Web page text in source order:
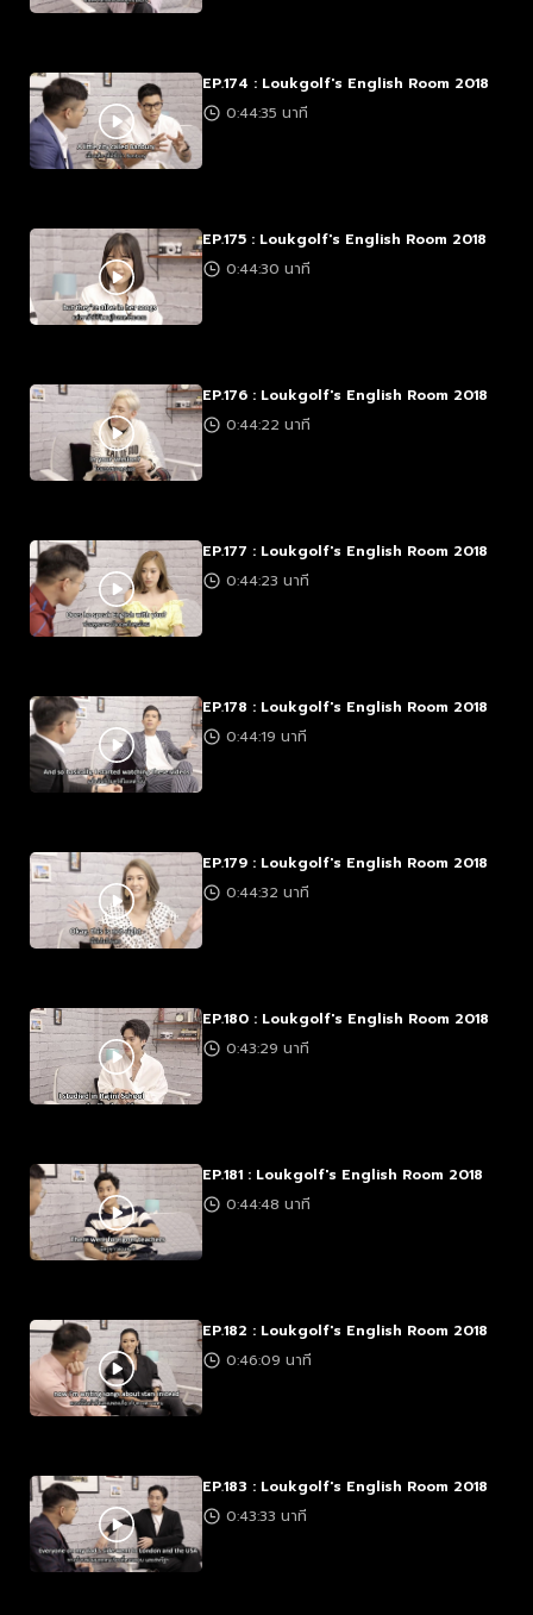
EP.174 : Loukgolf's English Room 2018
0:44:35 นาที
EP.175 : Loukgolf's English Room 2018
0:44:30 นาที
EP.176 : Loukgolf's English Room 2018
0:44:22 นาที
EP.177 : Loukgolf's English Room 2018
0:44:23 นาที
EP.178 : Loukgolf's English Room 2018
0:44:19 นาที
EP.179 : Loukgolf's English Room 2018
0:44:32 นาที
EP.180 : Loukgolf's English Room 2018
0:43:29 นาที
EP.181 : Loukgolf's English Room 2018
0:44:48 นาที
EP.182 : Loukgolf's English Room 2018
0:46:09 นาที
EP.183 : Loukgolf's English Room 2018
0:43:33 นาที